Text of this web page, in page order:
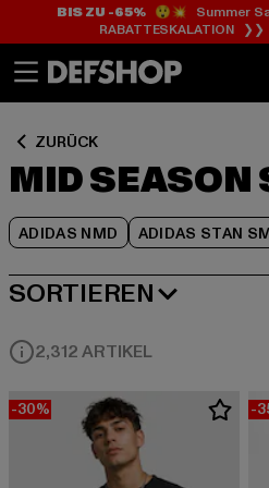
BIS ZU -65%😲💥 Summer
RABATTESKALATION ❯❯
ZURÜCK
MID SEASON
ADIDAS NMD ADIDAS STAN
SORTIEREN
BELIEBTESTE
2,312 ARTIKEL
-30% -